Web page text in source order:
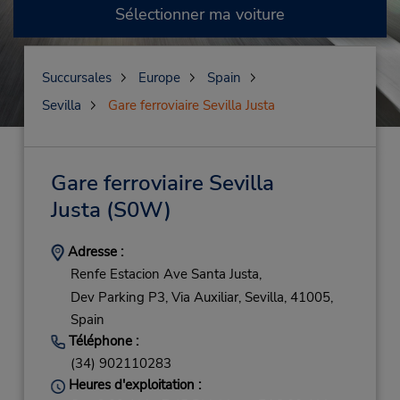
Sélectionner ma voiture
Succursales Europe
Spain
Sevilla
Gare ferroviaire Sevilla Justa
Gare ferroviaire Sevilla
Justa (S0W)
Adresse :
Renfe Estacion Ave Santa Justa,
Dev Parking P3, Via Auxiliar, Sevilla, 41005,
Spain
Téléphone :
(34) 902110283
Heures d'exploitation :